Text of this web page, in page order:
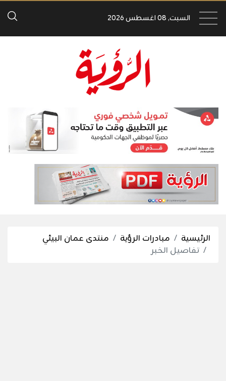
السبت, 08 اغسطس 2026
الرئيسية مبادرات الرؤية
منتدى عمان البيئي
تفاصيل الخبر